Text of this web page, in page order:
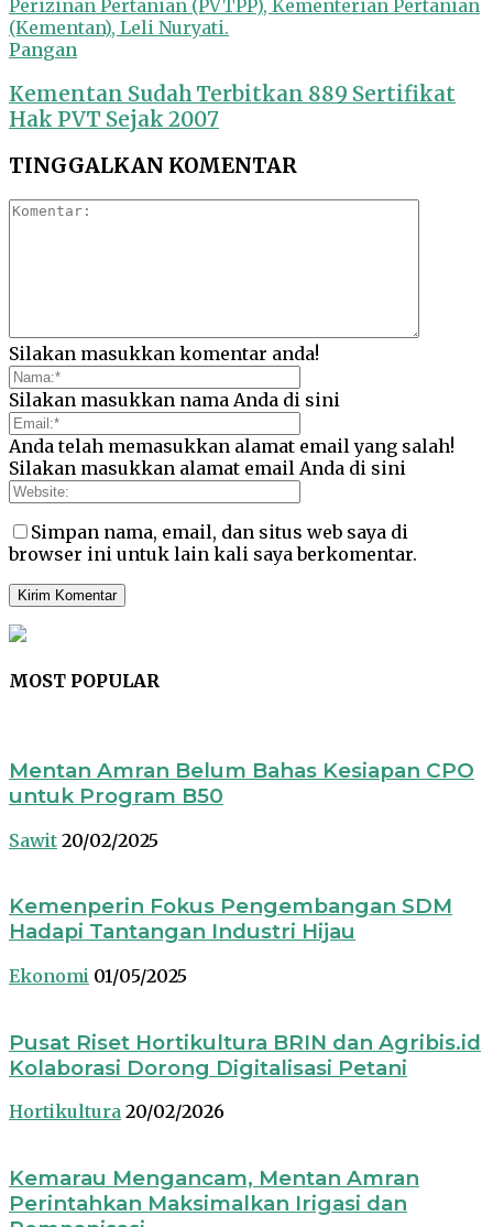
Pangan
Kementan Sudah Terbitkan 889 Sertifikat
Hak PVT Sejak 2007
TINGGALKAN KOMENTAR
Silakan masukkan komentar anda!
Silakan masukkan nama Anda di sini
Anda telah memasukkan alamat email yang salah!
Silakan masukkan alamat email Anda di sini
Simpan nama, email, dan situs web saya di
browser ini untuk lain kali saya berkomentar.
MOST POPULAR
Mentan Amran Belum Bahas Kesiapan CPO
untuk Program B50
Sawit 20/02/2025
Kemenperin Fokus Pengembangan SDM
Hadapi Tantangan Industri Hijau
Ekonomi 01/05/2025
Pusat Riset Hortikultura BRIN dan Agribis.id
Kolaborasi Dorong Digitalisasi Petani
Hortikultura 20/02/2026
Kemarau Mengancam, Mentan Amran
Perintahkan Maksimalkan Irigasi dan